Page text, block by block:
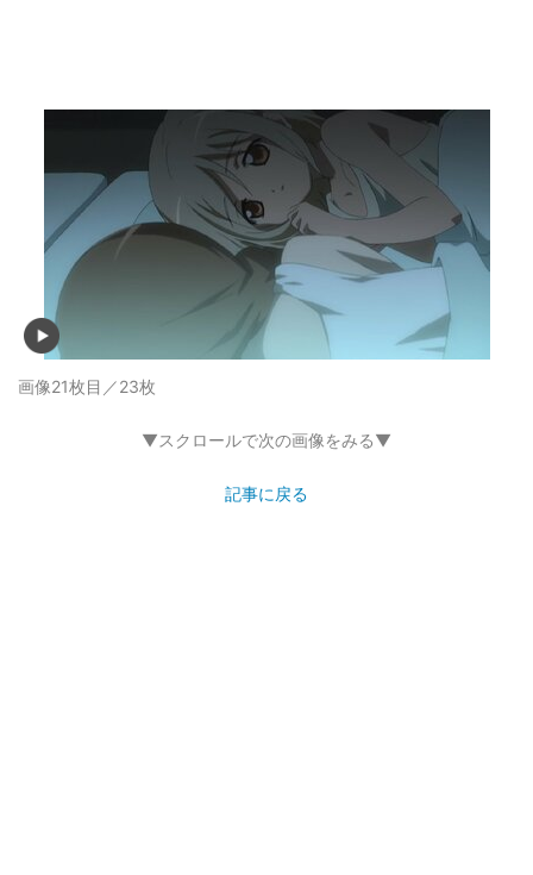
画像21枚目／23枚
▼スクロールで次の画像をみる▼
記事に戻る